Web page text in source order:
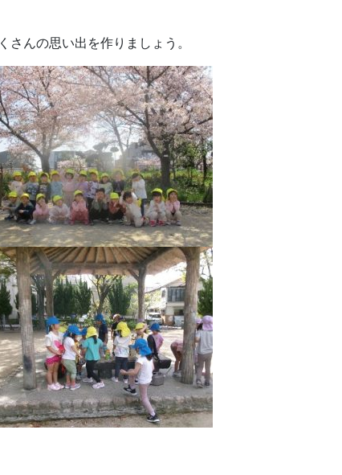
んの思い出を作りましょう。